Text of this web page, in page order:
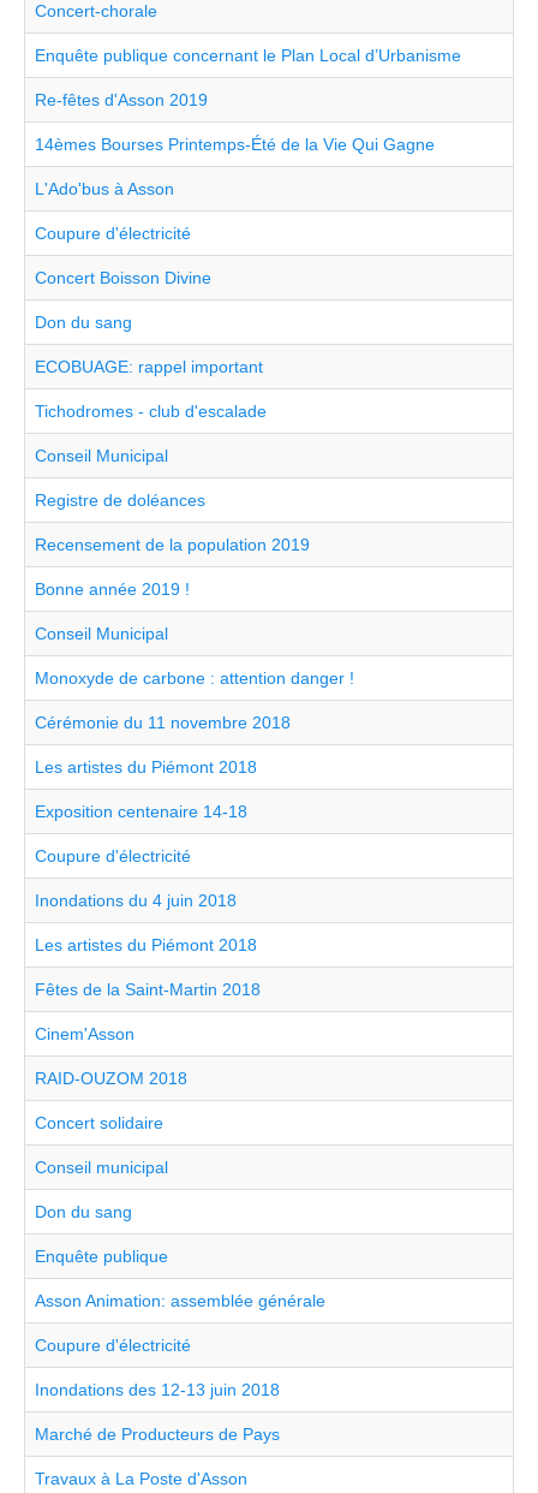
Concert-chorale
Enquête publique concernant le Plan Local d’Urbanisme
Re-fêtes d'Asson 2019
14èmes Bourses Printemps-Été de la Vie Qui Gagne
L'Ado'bus à Asson
Coupure d'électricité
Concert Boisson Divine
Don du sang
ECOBUAGE: rappel important
Tichodromes - club d'escalade
Conseil Municipal
Registre de doléances
Recensement de la population 2019
Bonne année 2019 !
Conseil Municipal
Monoxyde de carbone : attention danger !
Cérémonie du 11 novembre 2018
Les artistes du Piémont 2018
Exposition centenaire 14-18
Coupure d'électricité
Inondations du 4 juin 2018
Les artistes du Piémont 2018
Fêtes de la Saint-Martin 2018
Cinem'Asson
RAID-OUZOM 2018
Concert solidaire
Conseil municipal
Don du sang
Enquête publique
Asson Animation: assemblée générale
Coupure d'électricité
Inondations des 12-13 juin 2018
Marché de Producteurs de Pays
Travaux à La Poste d'Asson